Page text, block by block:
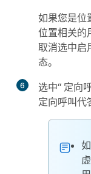
如果您是位
位置相关的
取消选中启
态。
6 选中“ 定向
定向呼叫代